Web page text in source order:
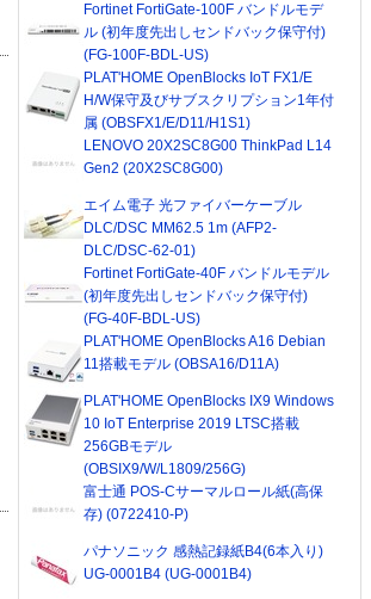
Fortinet FortiGate-100F バンドルモデ
ル (初年度先出しセンドバック保守付)
(FG-100F-BDL-US)
PLAT'HOME OpenBlocks IoT FX1/E
H/W保守及びサブスクリプション1年付
属 (OBSFX1/E/D11/H1S1)
LENOVO 20X2SC8G00 ThinkPad L14
Gen2 (20X2SC8G00)
エイム電子 光ファイバーケーブル
DLC/DSC MM62.5 1m (AFP2-
DLC/DSC-62-01)
Fortinet FortiGate-40F バンドルモデル
(初年度先出しセンドバック保守付)
(FG-40F-BDL-US)
PLAT'HOME OpenBlocks A16 Debian
11搭載モデル (OBSA16/D11A)
PLAT'HOME OpenBlocks IX9 Windows
10 IoT Enterprise 2019 LTSC搭載
256GBモデル
(OBSIX9/W/L1809/256G)
富士通 POS-Cサーマルロール紙(高保
存) (0722410-P)
パナソニック 感熱記録紙B4(6本入り)
UG-0001B4 (UG-0001B4)